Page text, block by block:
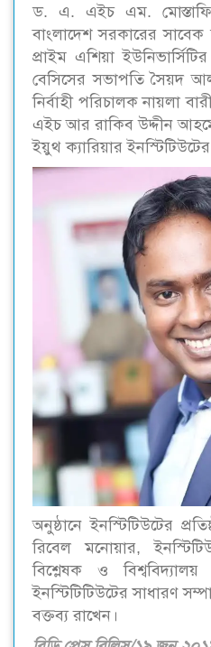
ড. এ. এইচ এম.
বাংলাদেশ সরকারের
প্রাইম এশিয়া
বেসিসের সভাপতি সৈয়দ
নির্বাহী পরিচালক নায়লা
এইচ আর রাকিব উদ্দীন
ইয়ুথ ক্যারিয়ার
অনুষ্ঠানে ইনস্টিটিউটের
রিবেল মনোয়ার,
বিশ্লেষক ও
ইনস্টিটিটিউটের সাধারণ
বক্তব্য রাখেন।